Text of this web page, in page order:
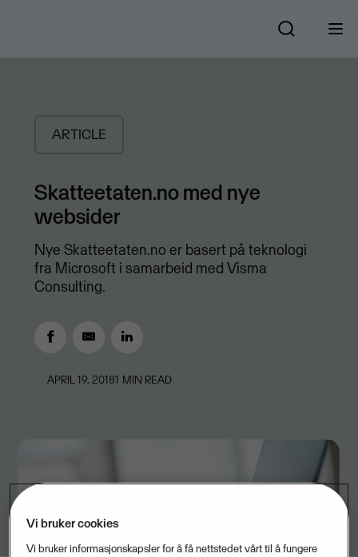
ARTICLE
Skatteetaten.no med nye
websider
Nye Skatteetaten.no er basert på teknologi
fra Microsoft i samarbeid med Visma
Consulting.
APRIL 19, 20181 MIN READ
Vi bruker cookies
Vi bruker informasjonskapsler for å få nettstedet vårt til å fungere